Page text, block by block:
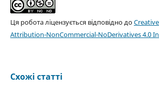
Ця робота ліцензується відповідно до
Attribution-NonCommercial-NoDerivatives 4.0
Схожі статті